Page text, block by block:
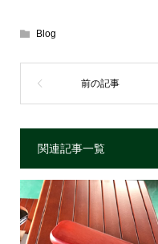
Blog
関連記事一覧